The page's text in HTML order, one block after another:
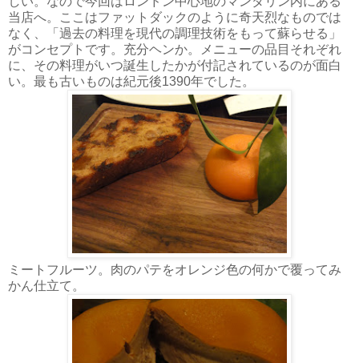
当店へ。ここはファットダックのように奇天烈なものでは
なく、「過去の料理を現代の調理技術をもって蘇らせる」
がコンセプトです。充分ヘンか。メニューの品目それぞれ
に、その料理がいつ誕生したかが付記されているのが面白
い。最も古いものは紀元後1390年でした。
ミートフルーツ。肉のパテをオレンジ色の何かで覆ってみ
かん仕立て。